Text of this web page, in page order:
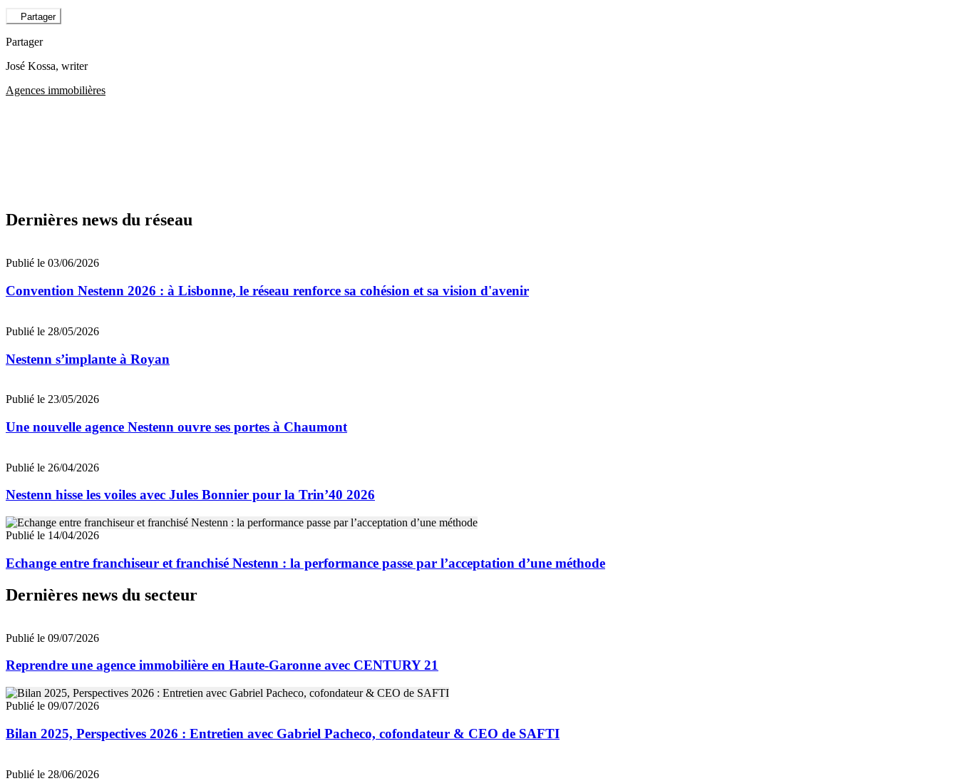
Partager
Partager
José Kossa, writer
Agences immobilières
Dernières news du réseau
Publié le 03/06/2026
Convention Nestenn 2026 : à Lisbonne, le réseau renforce sa cohésion et sa vision d'avenir
Publié le 28/05/2026
Nestenn s’implante à Royan
Publié le 23/05/2026
Une nouvelle agence Nestenn ouvre ses portes à Chaumont
Publié le 26/04/2026
Nestenn hisse les voiles avec Jules Bonnier pour la Trin’40 2026
Publié le 14/04/2026
Echange entre franchiseur et franchisé Nestenn : la performance passe par l’acceptation d’une méthode
Dernières news du secteur
Publié le 09/07/2026
Reprendre une agence immobilière en Haute-Garonne avec CENTURY 21
Publié le 09/07/2026
Bilan 2025, Perspectives 2026 : Entretien avec Gabriel Pacheco, cofondateur & CEO de SAFTI
Publié le 28/06/2026